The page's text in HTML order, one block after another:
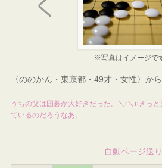
※写真はイメージで
〈ののかん・東京都・49才・女性〉か
うちの父は囲碁が大好きだった。＼r＼nきっ
ているのだろうなあ。
自動ページ送り